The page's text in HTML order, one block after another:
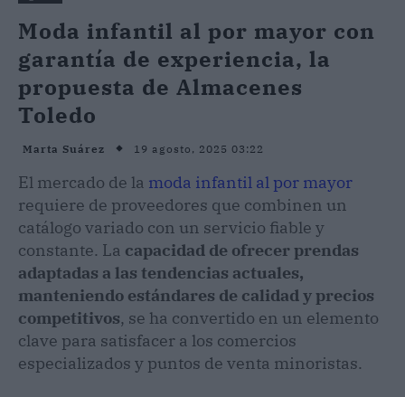
Moda infantil al por mayor con
garantía de experiencia, la
propuesta de Almacenes
Toledo
Marta Suárez 19 agosto, 2025 03:22
El mercado de la moda infantil al por mayor
requiere de proveedores que combinen un
catálogo variado con un servicio fiable y
constante. La capacidad de ofrecer prendas
adaptadas a las tendencias actuales,
manteniendo estándares de calidad y precios
competitivos, se ha convertido en un elemento
clave para satisfacer a los comercios
especializados y puntos de venta minoristas.